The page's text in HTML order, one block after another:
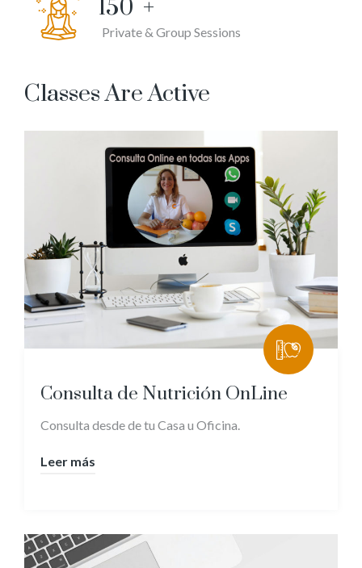
150 +
Private & Group Sessions
Classes Are Active
Consulta de Nutrición OnLine
Consulta desde de tu Casa u Oficina.
Leer más